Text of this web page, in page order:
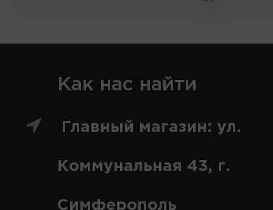
Как нас найти
Главный магазин: ул.
Коммунальная 43, г.
Симферополь